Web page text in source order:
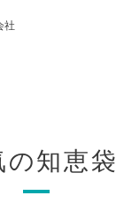
社
の知恵袋